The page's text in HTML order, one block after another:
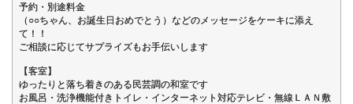
予約・別途料金
（○○ちゃん、お誕生日おめでとう）などのメッセージをケーキに添え
て！！
ご相談に応じてサプライズもお手伝いします
【客室】
ゆったりと落ち着きのある民芸調の和室です
お風呂・洗浄機能付きトイレ・インターネット対応テレビ・無線ＬＡＮ敷